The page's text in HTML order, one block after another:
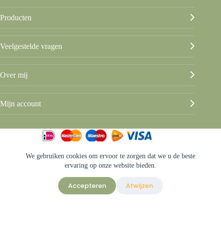
We gebruiken cookies om ervoor te zorgen dat we u de beste
ervaring op onze website bieden.
Accepteren Afwijzen
Producten
Veelgestelde vragen
Over mij
Mijn account
© Beleef het Us
Privacy & disclaimer
Sitemap